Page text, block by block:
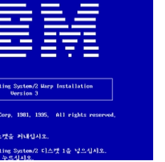
끝으로 IBM의 OS/2 개발은 끝을 맺습니
지만 그래도 한번 설치해봤습니다.
만 설치 디스켓을 이용해 부팅을 해줘야
번 디스켓만 있으면 CD와 함께 설치 가
치할 수도 있지만... 디스켓을 일일이 갈